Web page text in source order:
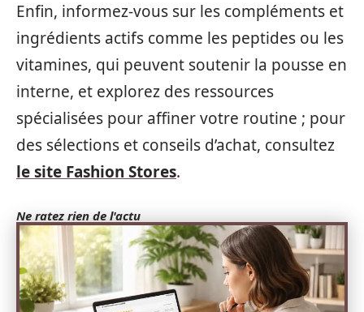
Enfin, informez-vous sur les compléments et
ingrédients actifs comme les peptides ou les
vitamines, qui peuvent soutenir la pousse en
interne, et explorez des ressources
spécialisées pour affiner votre routine ; pour
des sélections et conseils d’achat, consultez
le site Fashion Stores.
Ne ratez rien de l'actu